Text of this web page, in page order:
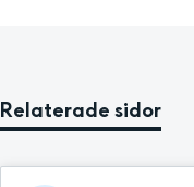
Relaterade sidor